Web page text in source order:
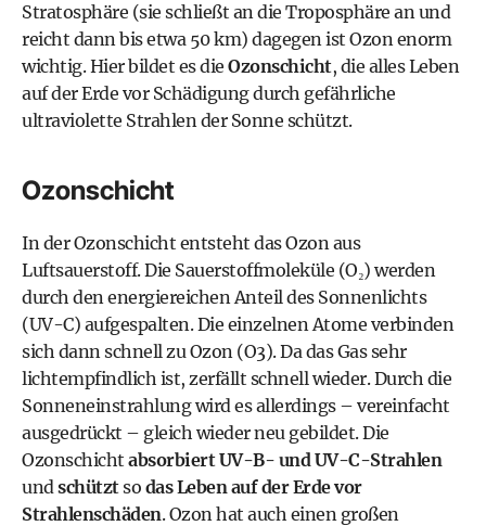
Stratosphäre (sie schließt an die Troposphäre an und
reicht dann bis etwa 50 km) dagegen ist Ozon enorm
wichtig. Hier bildet es die Ozonschicht, die alles Leben
auf der Erde vor Schädigung durch gefährliche
ultraviolette Strahlen der Sonne schützt.
Ozonschicht
In der Ozonschicht entsteht das Ozon aus
Luftsauerstoff. Die Sauerstoffmoleküle (O₂) werden
durch den energiereichen Anteil des Sonnenlichts
(UV-C) aufgespalten. Die einzelnen Atome verbinden
sich dann schnell zu Ozon (O3). Da das Gas sehr
lichtempfindlich ist, zerfällt schnell wieder. Durch die
Sonneneinstrahlung wird es allerdings – vereinfacht
ausgedrückt – gleich wieder neu gebildet. Die
Ozonschicht absorbiert UV-B- und UV-C-Strahlen
undschütztso das Leben auf der Erde vor
Strahlenschäden. Ozon hat auch einen großen